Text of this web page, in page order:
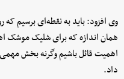
وی افزود: باید به نقطه‌ای برسیم که
همان اندازه که برای شلیک موشک
اهمیت قائل باشیم وگرنه بخش
داد.